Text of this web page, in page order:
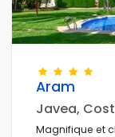
Aram
Javea,
Magnifique et